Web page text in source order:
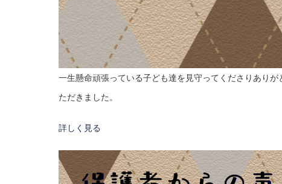
一生懸命頑張っている子ども達を見守ってくださりあり
ただきました。
詳しく見る